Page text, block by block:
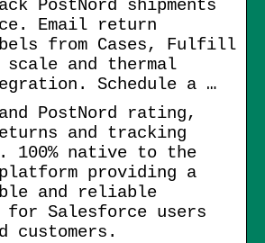
PostNord shipments
Email return
from Cases, Fulfill
scale and thermal
Schedule a …
PostNord rating,
and tracking
100% native to the
providing a
and reliable
Salesforce users
customers.